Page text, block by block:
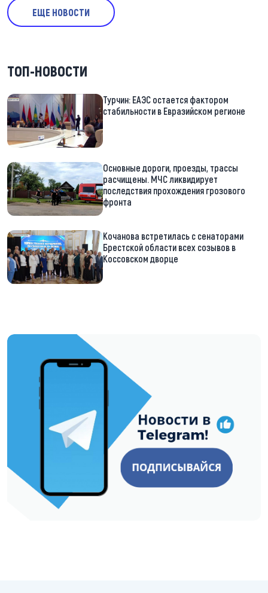
ЕЩЕ НОВОСТИ
ТОП-НОВОСТИ
Турчин: ЕАЭС остается фактором
стабильности в Евразийском регионе
Основные дороги, проезды, трассы
расчищены. МЧС ликвидирует
последствия прохождения грозового
фронта
Кочанова встретилась с сенаторами
Брестской области всех созывов в
Коссовском дворце
https://t.me/minskctvby